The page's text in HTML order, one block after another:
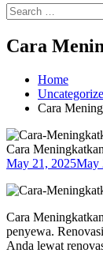
Search
for:
Cara
Home
Cara
Cara
May 21, 2025May
Cara
penyewa.
Anda lewat